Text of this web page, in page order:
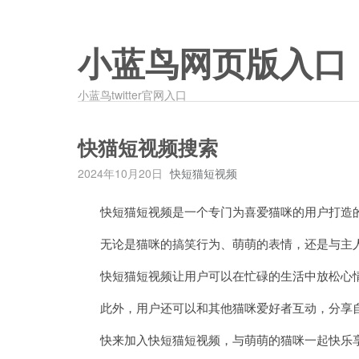
小蓝鸟网页版入口
小蓝鸟twitter官网入口
快猫短视频搜索
2024年10月20日 快短猫短视频
快短猫短视频是一个专门为喜爱猫咪的用户打造
无论是猫咪的搞笑行为、萌萌的表情，还是与主
快短猫短视频让用户可以在忙碌的生活中放松心
此外，用户还可以和其他猫咪爱好者互动，分享
快来加入快短猫短视频，与萌萌的猫咪一起快乐